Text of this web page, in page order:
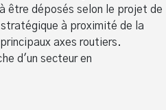
être déposés selon le projet de
à proximité de la
axes routiers.
d'un secteur en